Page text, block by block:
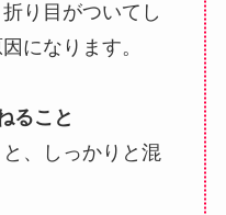
り目がついてし
になります。
ること
、しっかりと混